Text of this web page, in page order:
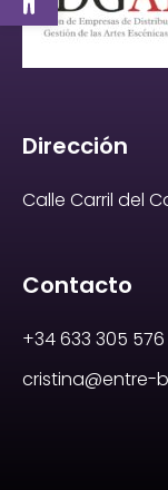
Dirección
Calle Carril del
Contacto
+34 633 305 576
cristina@entre-